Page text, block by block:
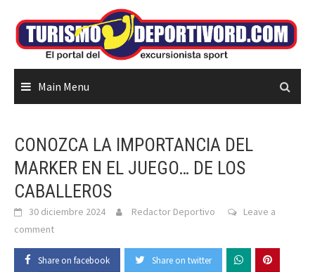
content
Main Menu
CONOZCA LA IMPORTANCIA DEL
MARKER EN EL JUEGO… DE LOS
CABALLEROS
30 diciembre 2024 Redactor Deportivo
Leave a
comment
Share on facebook Share on twitter